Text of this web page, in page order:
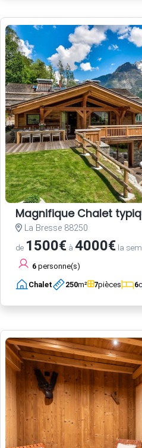
Magnifique Chalet
La Bresse 88250
de 1500€ à 4000€ la
6 personne(s)
Chalet 250m² 7pièces 6